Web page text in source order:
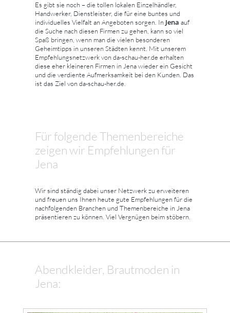
Es gibt sie noch – die tollen lokalen Einzelhändler,
Handwerker, Dienstleister, die für eine buntes und
individuelles Vielfalt an Angeboten sorgen. In Jena auf
die Suche nach diesen Firmen zu gehen, kann so viel
Spaß bringen, wenn man die vielen besonderen
Geheimtipps in unseren Städten kennt. Mit unserem
Empfehlungsnetzwerk von da-schau-her.de erhalten
diese eher kleineren Firmen in Jena wieder ein Gesicht
und die verdiente Aufmerksamkeit bei den Kunden. Das
ist das Ziel von da-schau-her.de.
Für folgende Themenbereiche
zeigen wir Empfehlungen für
Jena
Wir sind ständig dabei unser Netzwerk zu erweiteren
und freuen uns Ihnen heute gute Empfehlungen für die
nachfolgenden Branchen und Themenbereiche in Jena
präsentieren zu können. Viel Vergnügen beim stöbern.
Abendkleider, Brautmoden in
Jena: